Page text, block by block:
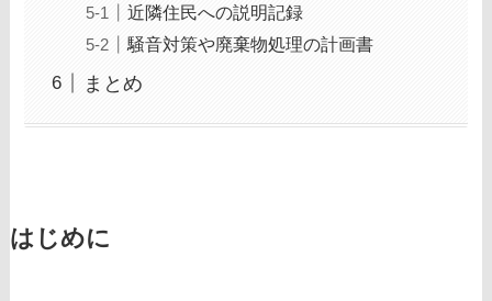
近隣住民への説明記録
騒音対策や廃棄物処理の計画書
まとめ
はじめに